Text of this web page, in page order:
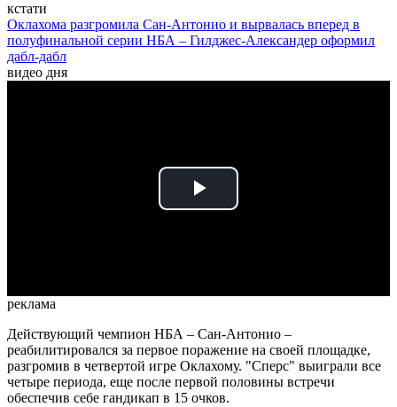
кстати
Оклахома разгромила Сан-Антонио и вырвалась вперед в
полуфинальной серии НБА – Гилджес-Александер оформил
дабл-дабл
видео дня
Play
реклама
Действующий чемпион НБА – Сан-Антонио –
реабилитировался за первое поражение на своей площадке,
разгромив в четвертой игре Оклахому. "Сперс" выиграли все
четыре периода, еще после первой половины встречи
обеспечив себе гандикап в 15 очков.